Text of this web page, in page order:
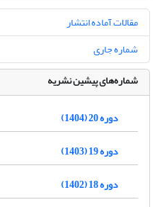
مقالات آماده انتشار
شماره جاری
شماره‌های پیشین نشریه
دوره 20 (1404)
دوره 19 (1403)
دوره 18 (1402)